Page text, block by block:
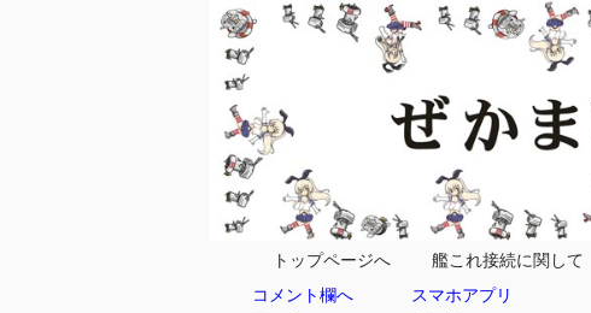
トップページへ
コメント欄へ
艦これ接続に関して
スマホアプリ
任務情報
1.1 年間型任務とは？
編成例
2.1 １－５